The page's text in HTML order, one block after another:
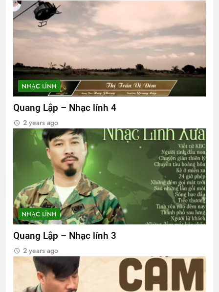
NHẠC LÍNH
Quang Lập – Nhạc lính 4
2 years ago
NHẠC LÍNH
Quang Lập – Nhạc lính 3
2 years ago